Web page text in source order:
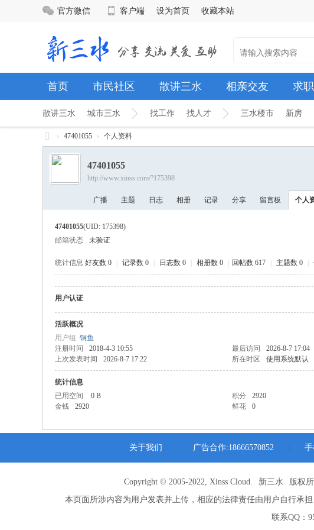
官方微信 客户端 设为首页 收藏本站
首页 市民社区 散讲三水 相亲交友 求
散讲三水 城市三水 找工作 找人才 三水楼市 新房
新
水
亲
› 47401055 › 个人资料
47401055
http://www.xinss.com/?175398
广播 主题 日志 相册 记录 分享 留言板 个人
47401055(UID: 175398)
邮箱状态
未验证
统计信息 好友数 0 记录数 0 日志数 0 相册数 0 回帖数 617 主题数 0
用户认证
活跃概况
用户组 铜鱼
注册时间
2018-4-3 10:55 最后访问 2026-8-7 17:04
上次发表时间
2026-8-7 17:22 所在时区 使用系统默认
统计信息
已用空间
0 B 积分 2920
金钱
2920 鲜花 0
关于我们 广告合作:18666570852 手
Copyright © 2005-2022, Xinss Cloud. 新三水 版权
本页面所涉内容为用户发表并上传，相应的法律责任由用户自行承
联系QQ：